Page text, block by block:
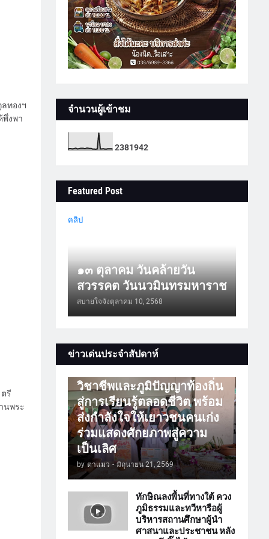
ทองฯ
งพา
รี
นพระ
จำนวนผู้เข้าชม
2381942
Featured Post
คลิป
๑๓ ตุลาคม วันคล้ายวัน
สวรรคต วันนวมินทรมหาราช
สบายใจจังตุลาคม 10, 2568
ข่าวเด่นประจำสัปดาห์
การศึกษา
วิชาชีพและภูมิปัญญาท้องถิ่น
สู่การเรียนรู้ตลอดชีวิต พร้อม
ส่งกำลังใจให้เยาวชนคนเก่ง
ร่วมแสดงศักยภาพสู่ความ
เป็นเลิศ
by ตาแมว - มิถุนายน 21, 2569
ทักษิณลงพื้นที่ทางใต้ ควง
ภูมิธรรมและทวีหารือผู้
บริหารสถานศึกษาผู้นำ
ศาสนาและประชาชน หลัง